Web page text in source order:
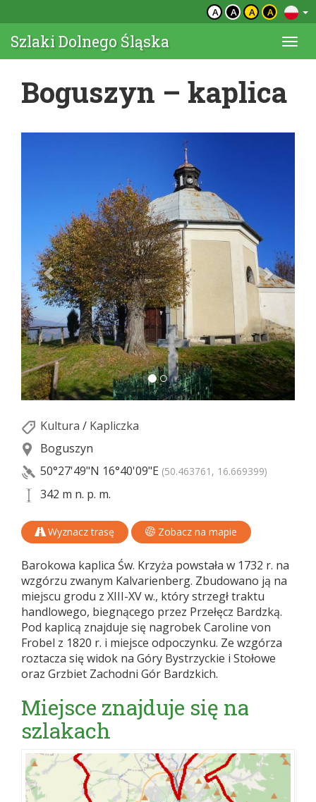
A A A A
Szlaki Dolnego Śląska
Boguszyn – kaplica
Kultura / Kapliczka
Boguszyn
50°27'49"N 16°40'09"E (50.463761, 16.669399)
342 m n. p. m.
Wyznacz trasę Zobacz na mapie
Barokowa kaplica Św. Krzyża powstała w 1732 r. na
wzgórzu zwanym Kalvarienberg. Zbudowano ją na
miejscu grodu z XIII-XV w., który strzegł traktu
handlowego, biegnącego przez Przełęcz Bardzką.
Pod kaplicą znajduje się nagrobek Caroline von
Frobel z 1820 r. i miejsce odpoczynku. Ze wzgórza
roztacza się widok na Góry Bystrzyckie i Stołowe
oraz Grzbiet Zachodni Gór Bardzkich.
Miejsce znajduje się na
szlakach